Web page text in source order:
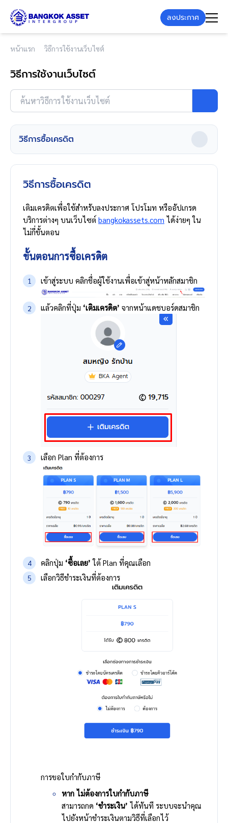
ลงประกาศ
หน้าแรก วิธีการใช้งานเว็บไซต์
วิธีการใช้งานเว็บไซต์
ค้นหาวิธีการใช้งานเว็บไซต์
วิธีการซื้อเครดิต
วิธีการซื้อเครดิต
เติมเครดิตเพื่อใช้สำหรับลงประกาศ โปรโมท หรืออัปเกรด
บริการต่างๆ บนเว็บไซต์ bangkokassets.com ได้ง่ายๆ ใน
ไม่กี่ขั้นตอน
​​ขั้นตอนการซื้อเครดิต
เข้าสู่ระบบ คลิกชื่อผู้ใช้งานเพื่อเข้าสู่หน้าหลักสมาชิก
แล้วคลิกที่ปุ่ม ‘เติมเครดิต’ จากหน้าแดชบอร์ดสมาชิก
เลือก Plan ที่ต้องการ
คลิกปุ่ม ‘ซื้อเลย’ ใต้ Plan ที่คุณเลือก
เลือกวิธีชำระเงินที่ต้องการ
การขอใบกำกับภาษี
หาก ไม่ต้องการใบกำกับภาษี
สามารถกด ‘ชำระเงิน’ ได้ทันที ระบบจะนำคุณ
ไปยังหน้าชำระเงินตามวิธีที่เลือกไว้